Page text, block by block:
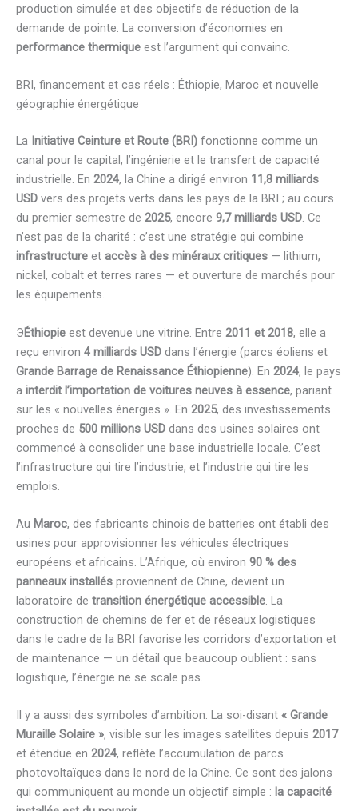
production simulée et des objectifs de réduction de la
demande de pointe. La conversion d’économies en
performance thermique est l’argument qui convainc.
BRI, financement et cas réels : Éthiopie, Maroc et nouvelle
géographie énergétique
La Initiative Ceinture et Route (BRI) fonctionne comme un
canal pour le capital, l’ingénierie et le transfert de capacité
industrielle. En 2024, la Chine a dirigé environ 11,8 milliards
USD vers des projets verts dans les pays de la BRI ; au cours
du premier semestre de 2025, encore 9,7 milliards USD. Ce
n’est pas de la charité : c’est une stratégie qui combine
infrastructure et accès à des minéraux critiques — lithium,
nickel, cobalt et terres rares — et ouverture de marchés pour
les équipements.
ЭÉthiopie est devenue une vitrine. Entre 2011 et 2018, elle a
reçu environ 4 milliards USD dans l’énergie (parcs éoliens et
Grande Barrage de Renaissance Éthiopienne). En 2024, le pays
a interdit l’importation de voitures neuves à essence, pariant
sur les « nouvelles énergies ». En 2025, des investissements
proches de 500 millions USD dans des usines solaires ont
commencé à consolider une base industrielle locale. C’est
l’infrastructure qui tire l’industrie, et l’industrie qui tire les
emplois.
Au Maroc, des fabricants chinois de batteries ont établi des
usines pour approvisionner les véhicules électriques
européens et africains. L’Afrique, où environ 90 % des
panneaux installés proviennent de Chine, devient un
laboratoire de transition énergétique accessible. La
construction de chemins de fer et de réseaux logistiques
dans le cadre de la BRI favorise les corridors d’exportation et
de maintenance — un détail que beaucoup oublient : sans
logistique, l’énergie ne se scale pas.
Il y a aussi des symboles d’ambition. La soi-disant « Grande
Muraille Solaire », visible sur les images satellites depuis 2017
et étendue en 2024, reflète l’accumulation de parcs
photovoltaïques dans le nord de la Chine. Ce sont des jalons
qui communiquent au monde un objectif simple : la capacité